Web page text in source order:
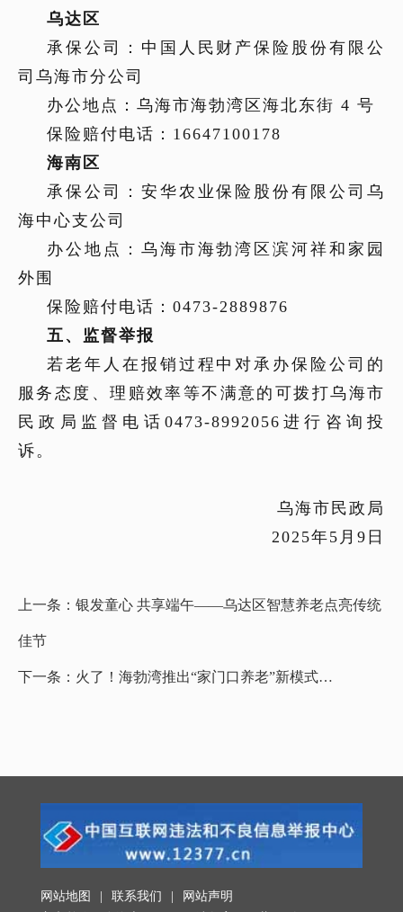
乌达区
承保公司：中国人民财产保险股份有限公
司乌海市分公司
办公地点：乌海市海勃湾区海北东街 4 号
保险赔付电话： 16647100178
海南区
承保公司：安华农业保险股份有限公司乌
海中心支公司
办公地点：乌海市海勃湾区滨河祥和家园
外围
保险赔付电话： 0473-2889876
五、 监督举报
若老年人在报销过程中对承办保险公司的
服务态度、理赔效率等不满意的 可拨打乌海市
民政局监督电话 0473-8992056 进行 咨询投
诉。
乌海市民政局
2025年5 月 9 日
上一条： 银发童心 共享端午——乌达区智慧养老点亮传统
佳节
下一条： 火了！海勃湾推出“家门口养老”新模式…
网站地图 | 联系我们 |
网站声明